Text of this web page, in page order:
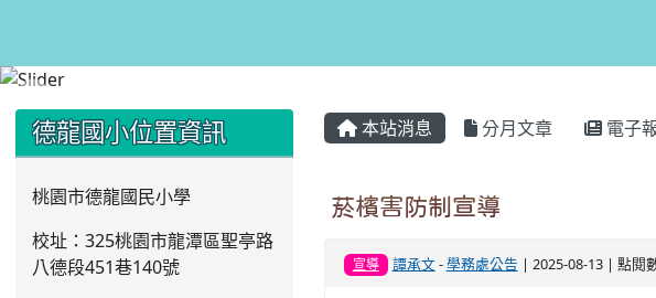
本站消息 分月文章 電子
菸檳害防制宣導
宣導 譚承文-學務處公告 | 2025-08-13 | 點閱
::: 德龍國小位置資訊
桃園市德龍國民小學
校址：325桃園市龍潭區聖亭路
八德段451巷140號